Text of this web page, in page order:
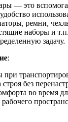
— это
ремни,
наборы и
задачу.
:
при
без
во время